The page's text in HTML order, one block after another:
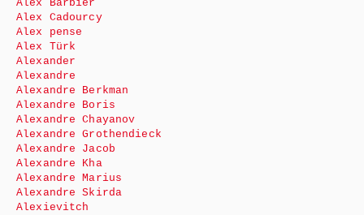
Alex Barbier
Alex Cadourcy
Alex pense
Alex Türk
Alexander
Alexandre
Alexandre Berkman
Alexandre Boris
Alexandre Chayanov
Alexandre Grothendieck
Alexandre Jacob
Alexandre Kha
Alexandre Marius
Alexandre Skirda
Alexievitch